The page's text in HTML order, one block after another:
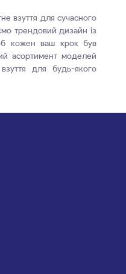
взуття для сучасного
трендовий дизайн із
кожен ваш крок був
асортимент моделей
для будь-якого